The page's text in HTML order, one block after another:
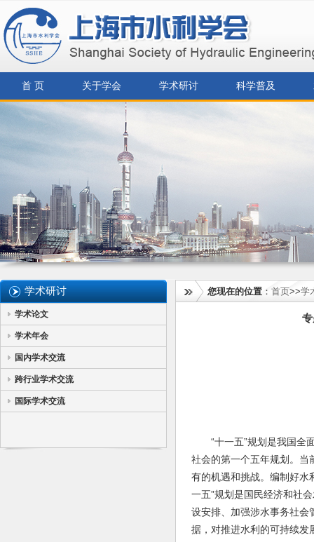
首 页 关于学会 学术研讨 科学普及
学术研讨
学术论文
学术年会
国内学术交流
跨行业学术交流
国际学术交流
您现在的位置 ： 首页>>学
“十一五”规划是我国全面
社会的第一个五年规划。当
有的机遇和挑战。编制好水
一五”规划是国民经济和社
设安排、加强涉水事务社会
据，对推进水利的可持续发